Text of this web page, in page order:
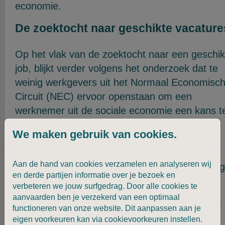
economie.
De zoektocht naar geschikte
Op het vlak van de zoektocht naar een
job, blijkt verder volgens het onderzoek dat te
weinig werkgevers uit het Normaal Economisch
Circuit (NEC) ervoor openstaan om een
werknemer uit de sociale economie een kans
‘terbeschikkingstelling’ (TBS) van de
werkgevers drempels op, alsook de
die bij de werkgevers leven.
De onderzoekers raden daarbij aan om zoveel
mogelijk de drempels te verlagen door in te
We maken gebruik van cookies.
Aan de hand van cookies verzamelen en analyseren wij
en derde partijen informatie over je bezoek en
verbeteren we jouw surfgedrag. Door alle cookies te
aanvaarden ben je verzekerd van een optimaal
functioneren van onze website. Dit aanpassen aan je
eigen voorkeuren kan via cookievoorkeuren instellen.